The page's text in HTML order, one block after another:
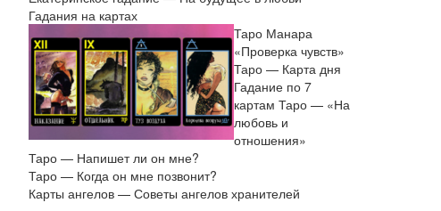
Гадания на картах
Таро Манара
«Проверка чувств»
Таро — Карта дня
Гадание по 7
картам Таро — «На
любовь и
отношения»
Таро — Напишет ли он мне?
Таро — Когда он мне позвонит?
Карты ангелов — Советы ангелов хранителей